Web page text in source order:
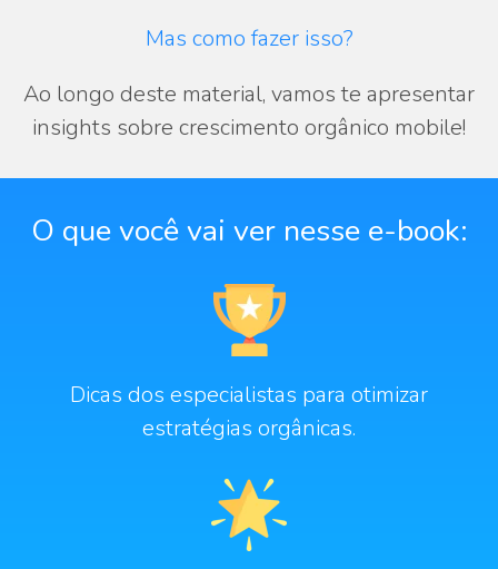
Mas como fazer isso?
Ao longo deste material, vamos te apresentar
insights sobre crescimento orgânico mobile!
O que você vai ver nesse e-book:
Dicas dos especialistas para otimizar
estratégias orgânicas.